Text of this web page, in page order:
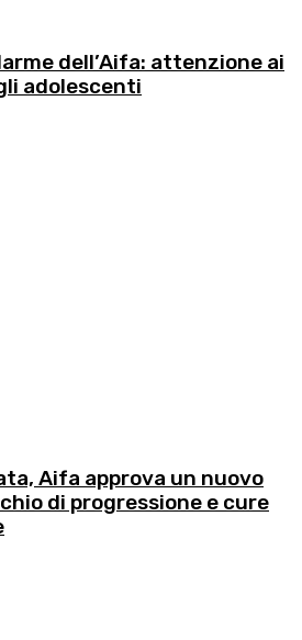
dell’Aifa: attenzione ai
adolescenti
Aifa approva un nuovo
di progressione e cure